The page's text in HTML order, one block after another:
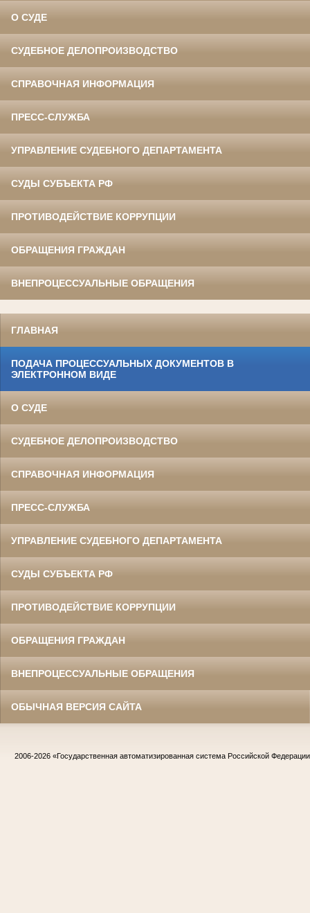
О СУДЕ
СУДЕБНОЕ ДЕЛОПРОИЗВОДСТВО
СПРАВОЧНАЯ ИНФОРМАЦИЯ
ПРЕСС-СЛУЖБА
УПРАВЛЕНИЕ СУДЕБНОГО ДЕПАРТАМЕНТА
СУДЫ СУБЪЕКТА РФ
ПРОТИВОДЕЙСТВИЕ КОРРУПЦИИ
ОБРАЩЕНИЯ ГРАЖДАН
ВНЕПРОЦЕССУАЛЬНЫЕ ОБРАЩЕНИЯ
ГЛАВНАЯ
ПОДАЧА ПРОЦЕССУАЛЬНЫХ ДОКУМЕНТОВ В
ЭЛЕКТРОННОМ ВИДЕ
О СУДЕ
СУДЕБНОЕ ДЕЛОПРОИЗВОДСТВО
СПРАВОЧНАЯ ИНФОРМАЦИЯ
ПРЕСС-СЛУЖБА
УПРАВЛЕНИЕ СУДЕБНОГО ДЕПАРТАМЕНТА
СУДЫ СУБЪЕКТА РФ
ПРОТИВОДЕЙСТВИЕ КОРРУПЦИИ
ОБРАЩЕНИЯ ГРАЖДАН
ВНЕПРОЦЕССУАЛЬНЫЕ ОБРАЩЕНИЯ
ОБЫЧНАЯ ВЕРСИЯ САЙТА
2006-2026 «Государственная автоматизированная система Российской